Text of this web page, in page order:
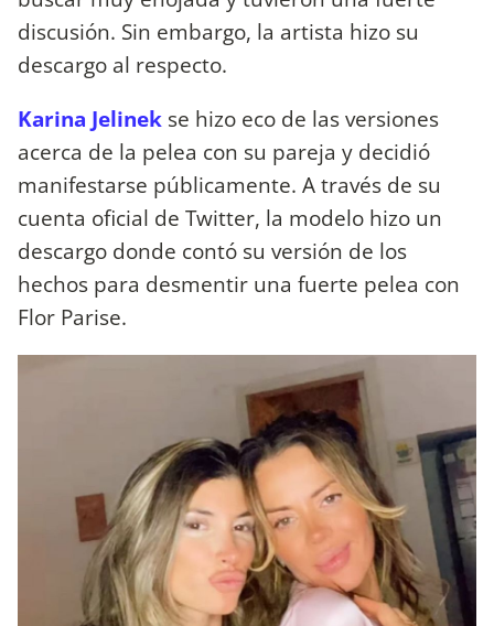
discusión. Sin embargo, la artista hizo su
descargo al respecto.
Karina Jelinek se hizo eco de las versiones
acerca de la pelea con su pareja y decidió
manifestarse públicamente. A través de su
cuenta oficial de Twitter, la modelo hizo un
descargo donde contó su versión de los
hechos para desmentir una fuerte pelea con
Flor Parise.